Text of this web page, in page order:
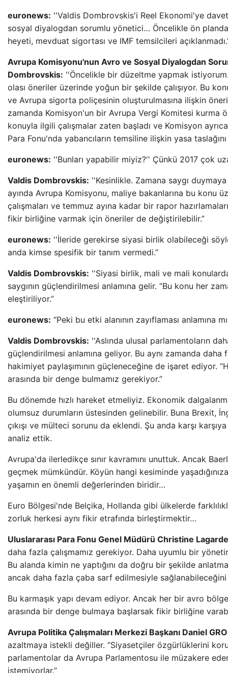
euronews: ''Valdis Dombrovskis'i Reel Ekonomi'ye
sosyal diyalogdan sorumlu yönetici… Öncelikle ön
heyeti, mevduat sigortası ve IMF temsilcileri
Avrupa Komisyonu'nun Avro ve Sosyal Diyalogdan
Dombrovskis: ''Öncelikle bir düzeltme yapmak
olası öneriler üzerinde yoğun bir şekilde çalışıyor. Bu
ve Avrupa sigorta poliçesinin oluşturulmasına ilişkin
zamanda Komisyon'un bir Avrupa Vergi Komitesi kurma
konuyla ilgili çalışmalar zaten başladı ve Komisyon
Para Fonu'nda yabancıların temsiline ilişkin yasa taslağını
euronews: ''Bunları yapabilir miyiz?'' Çünkü 2017 çok
Valdis Dombrovskis: ''Kesinlikle. Zamana saygı
ayında Avrupa Komisyonu, maliye bakanlarına bu konu
çalışmaları ve temmuz ayına kadar bir rapor
fikir birliğine varmak için öneriler de değiştirilebilir.”
euronews: ''İleride gerekirse siyasi birlik olabileceği
anda kimse spesifik bir tanım vermedi.”
Valdis Dombrovskis: ''Siyasi birlik, mali ve mali
saygının güçlendirilmesi anlamına gelir. “Bu konu her
eleştiriliyor.”
euronews: “Peki bu etki alanının zayıflaması anlamına
Valdis Dombrovskis: ''Aslında ulusal parlamentoların
güçlendirilmesi anlamına geliyor. Bu aynı zamanda daha
hakimiyet paylaşımının güçleneceğine de işaret ediyor.
arasında bir denge bulmamız gerekiyor.”
Bu dönemde hızlı hareket etmeliyiz. Ekonomik
olumsuz durumların üstesinden gelinebilir. Buna Brexit,
çıkışı ve mülteci sorunu da eklendi. Şu anda karşı
analiz ettik.
Avrupa'da ilerledikçe sınır kavramını unuttuk. Ancak
geçmek mümkündür. Köyün hangi kesiminde
yaşamın en önemli değerlerinden biridir…
Euro Bölgesi'nde Belçika, Hollanda gibi ülkelerde
zorluk herkesi aynı fikir etrafında birleştirmektir…
Uluslararası Para Fonu Genel Müdürü Christine
daha fazla çalışmamız gerekiyor. Daha uyumlu bir
Bu alanda kimin ne yaptığını da doğru bir şekilde
ancak daha fazla çaba sarf edilmesiyle sağlanabileceğini
Bu karmaşık yapı devam ediyor. Ancak her bir avro
arasında bir denge bulmaya başlarsak fikir birliğine
Avrupa Politika Çalışmaları Merkezi Başkanı Daniel
azaltmaya istekli değiller. “Siyasetçiler özgürlüklerini
parlamentolar da Avrupa Parlamentosu ile müzakere
istemiyorlar.”